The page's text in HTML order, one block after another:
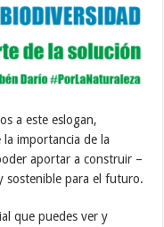
a este eslogan,
importancia de la
aportar a construir –
sostenible para el futuro.
que puedes ver y